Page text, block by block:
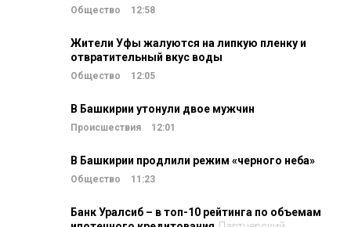
Общество 12:58
Жители Уфы жалуются на липкую пленку и
отвратительный вкус воды
Общество 12:05
В Башкирии утонули двое мужчин
Происшествия 12:01
В Башкирии продлили режим «черного неба»
Общество 11:23
Банк Уралсиб – в топ-10 рейтинга по объемам